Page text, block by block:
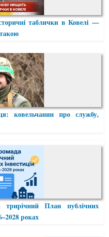
таблички в Ковелі —
ковельчанин про службу,
трирічний План публічних
роках